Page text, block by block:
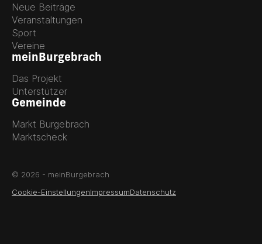
Neue Beiträge
Veranstaltungen
Sport
Vereine
meinBurgebrach
Das Projekt
Unterstützer
Gemeinde
Markt Burgebrach
Marktscheck
© 2026 - meinBurgebrach
Cookie-EinstellungenImpressumDatenschutz